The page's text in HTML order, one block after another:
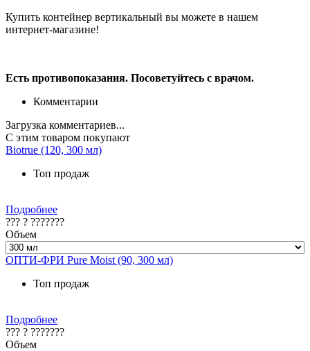
Купить контейнер вертикальный вы можете в нашем
интернет-магазине!
Есть противопоказания. Посоветуйтесь с врачом.
Комментарии
Загрузка комментариев...
С этим товаром покупают
Biotrue (120, 300 мл)
Топ продаж
Подробнее
??? ? ???????
Объем
ОПТИ-ФРИ Pure Moist (90, 300 мл)
Топ продаж
Подробнее
??? ? ???????
Объем